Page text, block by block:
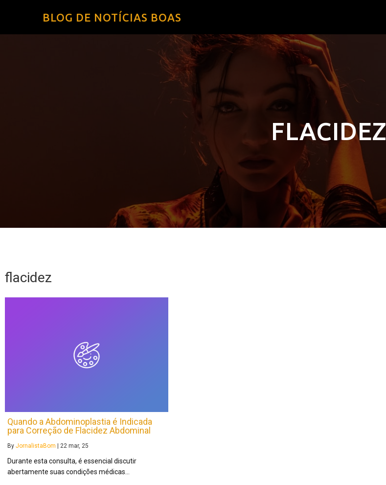
BLOG DE NOTÍCIAS BOAS
FLACIDEZ
flacidez
Quando a Abdominoplastia é Indicada
para Correção de Flacidez Abdominal
By JornalistaBom | 22 mar, 25
Durante esta consulta, é essencial discutir
abertamente suas condições médicas…